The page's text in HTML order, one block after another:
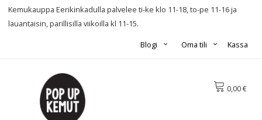
Kemukauppa Eerikinkadulla palvelee ti-ke klo 11-18, to-pe 11-16 ja
lauantaisin, parillisilla viikoilla kl 11-15.
Kassa
Oma tili
Blogi
0,00 €